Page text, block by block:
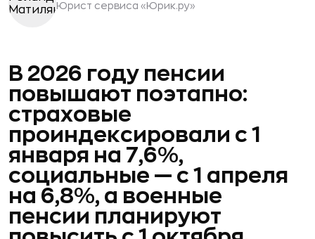
Юрист сервиса «Юрик.ру»
В 2026 году пенсии
повышают поэтапно:
страховые
проиндексировали с 1
января на 7,6%,
социальные — с 1 апреля
на 6,8%, а военные
пенсии планируют